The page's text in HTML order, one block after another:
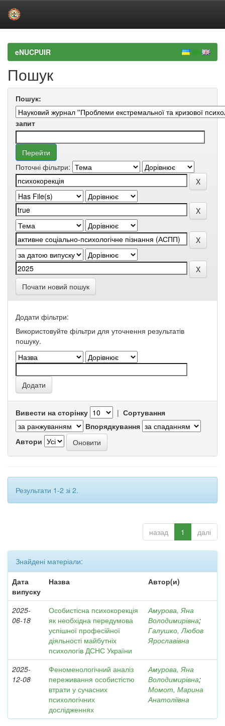
navigationeNUCPUIR
Пошук
Пошук:
запит
Поточні фільтри:
Почати новий пошук
Додати фільтри:
Використовуйте фільтри для уточнення результатів
пошуку.
Вивести на сторінку | Сортування
Впорядкування
Автори
Результати 1-2 зі 2.
назад 1 далі
Знайдені матеріали:
Дата
випуску
Назва Автор(и)
2025-
06-18
Особистісна психокорекція
як необхідна передумова
успішної професійної
діяльності майбутніх
психологів ДСНС України
Амурова, Яна
Володимирівна;
Галушко, Любов
Ярославівна
2025-
12-08
Феноменологічний аналіз
переживання особистістю
втрати у сучасних
психологічних
дослідженнях
Амурова, Яна
Володимирівна;
Момот, Марина
Анатоліївна